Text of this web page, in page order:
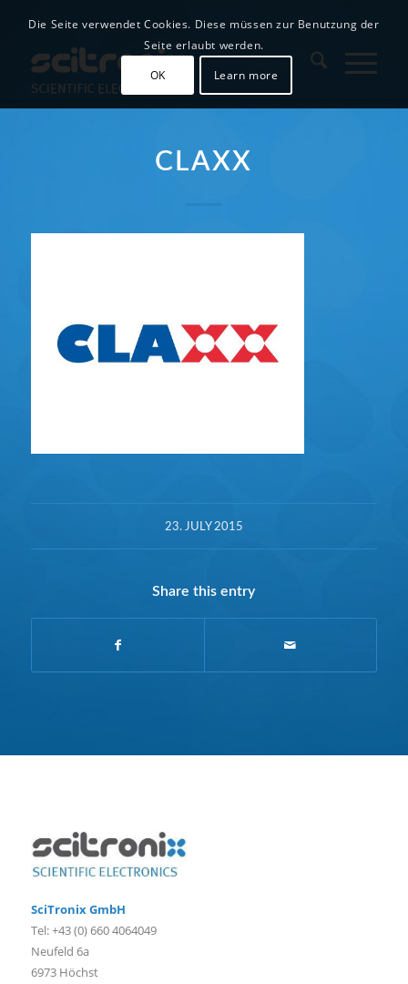
CLAXX
23. JULY 2015
Share this entry
SciTronix GmbH
Tel: +43 (0) 660 4064049
Neufeld 6a
6973 Höchst
Die Seite verwendet Cookies. Diese müssen zur Benutzung der
Seite erlaubt werden.
OK
Learn more